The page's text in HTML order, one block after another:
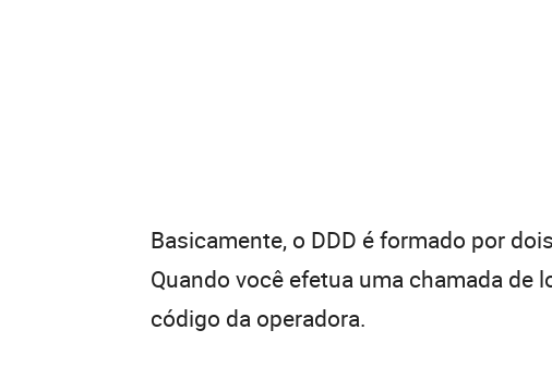
Basicamente, o DDD é formado por
Quando você efetua uma chamada de
código da operadora.